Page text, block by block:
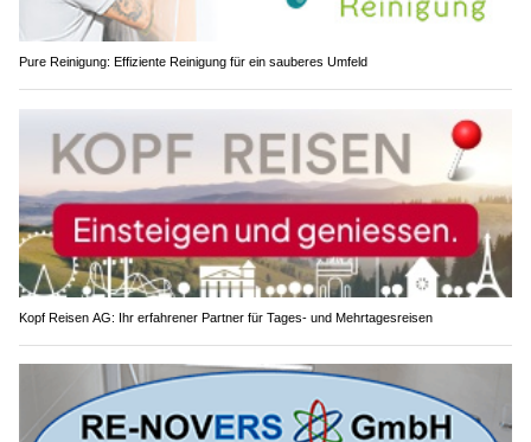
Pure Reinigung: Effiziente Reinigung für ein sauberes Umfeld
Kopf Reisen AG: Ihr erfahrener Partner für Tages- und Mehrtagesreisen